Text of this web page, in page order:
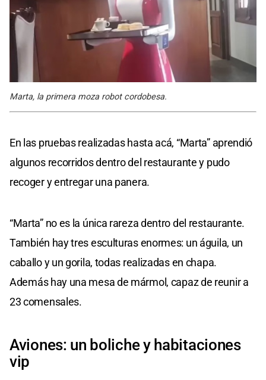
Marta, la primera moza robot cordobesa.
En las pruebas realizadas hasta acá, “Marta” aprendió
algunos recorridos dentro del restaurante y pudo
recoger y entregar una panera.
“Marta” no es la única rareza dentro del restaurante.
También hay tres esculturas enormes: un águila, un
caballo y un gorila, todas realizadas en chapa.
Además hay una mesa de mármol, capaz de reunir a
23 comensales.
Aviones: un boliche y habitaciones
vip